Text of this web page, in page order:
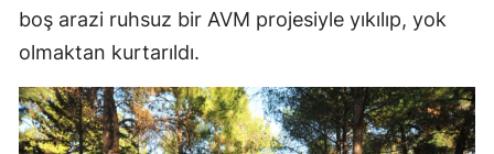
boş arazi ruhsuz bir AVM projesiyle yıkılıp, yok
olmaktan kurtarıldı.